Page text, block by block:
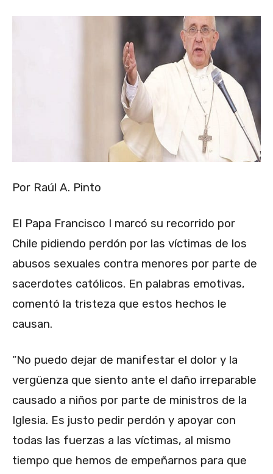
Por Raúl A. Pinto
El Papa Francisco I marcó su recorrido por
Chile pidiendo perdón por las víctimas de los
abusos sexuales contra menores por parte de
sacerdotes católicos. En palabras emotivas,
comentó la tristeza que estos hechos le
causan.
“No puedo dejar de manifestar el dolor y la
vergüenza que siento ante el daño irreparable
causado a niños por parte de ministros de la
Iglesia. Es justo pedir perdón y apoyar con
todas las fuerzas a las víctimas, al mismo
tiempo que hemos de empeñarnos para que